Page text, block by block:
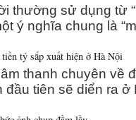
thường sử dụng từ
ý nghĩa chung là
tỷ sắp xuất hiện ở Hà Nội
thanh chuyên về
đầu tiên sẽ diển ra